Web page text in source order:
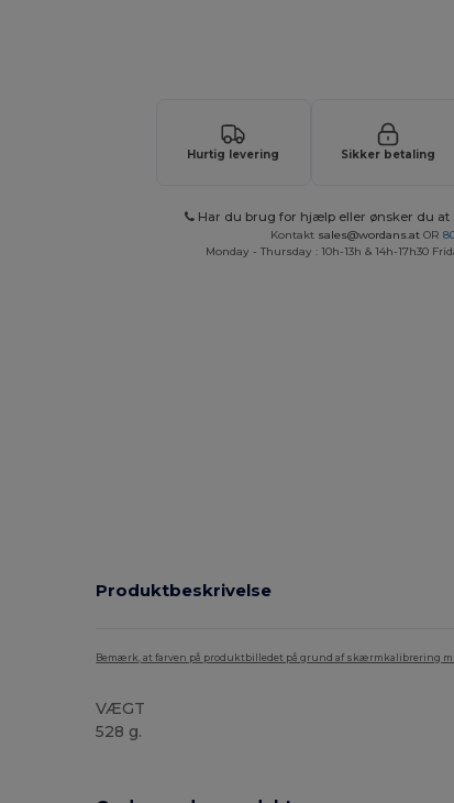
Hurtig levering Sikker betaling
Har du brug for hjælp eller ønsker du at
Kontakt sales@wordans.at OR
Monday - Thursday : 10h-13h & 14h-17h30
Produktbeskrivelse
Bemærk, at farven på produktbilledet på grund af skærmkalibrering
VÆGT
528 g.